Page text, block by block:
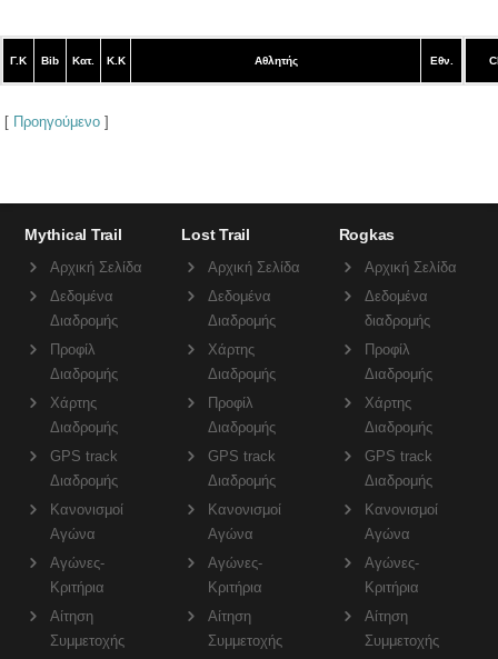
Γ.Κ Bib Κατ. Κ.Κ Αθλητής Εθν.
[ Προηγούμενο ]
Mythical Trail
Αρχική Σελίδα
Δεδομένα
Διαδρομής
Προφίλ
Διαδρομής
Χάρτης
Διαδρομής
GPS track
Διαδρομής
Κανονισμοί
Αγώνα
Αγώνες-
Κριτήρια
Αίτηση
Συμμετοχής
Lost Trail
Αρχική Σελίδα
Δεδομένα
Διαδρομής
Χάρτης
Διαδρομής
Προφίλ
Διαδρομής
GPS track
Διαδρομής
Κανονισμοί
Αγώνα
Αγώνες-
Κριτήρια
Αίτηση
Συμμετοχής
Rogkas
Αρχική Σελίδα
Δεδομένα
διαδρομής
Προφίλ
Διαδρομής
Χάρτης
Διαδρομής
GPS track
Διαδρομής
Κανονισμοί
Αγώνα
Αγώνες-
Κριτήρια
Αίτηση
Συμμετοχής